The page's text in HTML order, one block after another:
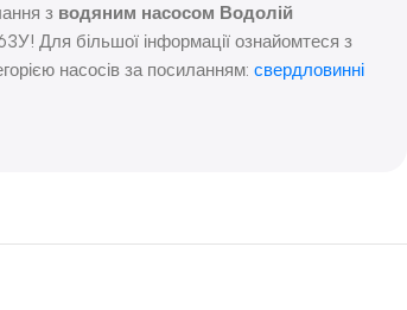
з водяним насосом Водолій
Для більшої інформації ознайомтеся з
насосів за посиланням: свердловинні